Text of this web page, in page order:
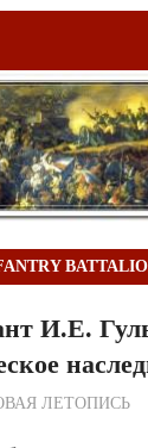
И.Е.
по Редакции
ЛЕТОПИСЬ